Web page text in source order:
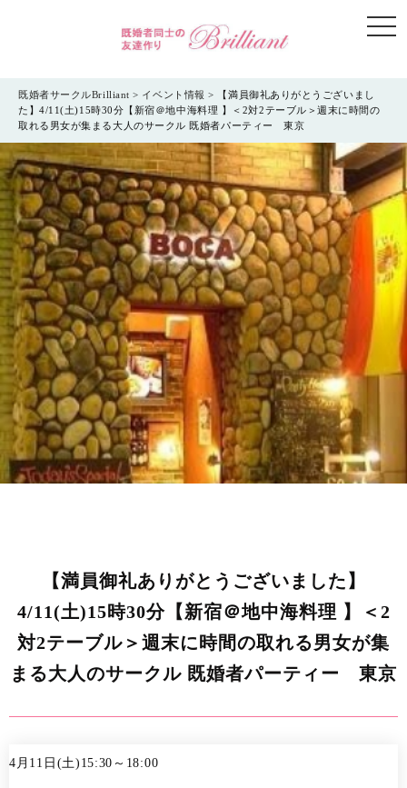
既婚者サークルBrilliant > イベント情報 >
【満員御礼ありがとうございまし
た】4/11(土)15時30分【新宿＠地中海料理 】＜2対2テーブル＞週末に時間の
取れる男女が集まる大人のサークル 既婚者パーティー 東京
【満員御礼ありがとうございました】
4/11(土)15時30分【新宿＠地中海料理 】＜2
対2テーブル＞週末に時間の取れる男女が集
まる大人のサークル 既婚者パーティー 東京
4月11日(土)15:30～18:00